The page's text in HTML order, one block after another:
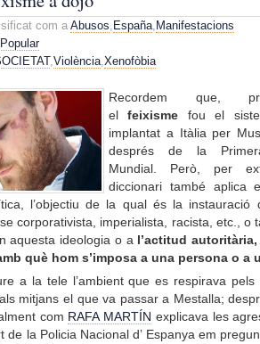
com a Abusos, España, Manifestacions
,Violència,Xenofòbia
Recordem que,
elfeixisme fou el
implantat a Itàlia per
després de la
Mundial. Però, per
diccionari també aplica
l’objectiu de la qual és la instauració
corporativista, imperialista, racista, etc., o
aquesta ideologia o a l’actitud
què hom s’imposa a una persona o a
a la tele l’ambient que es respirava pels
mitjans el que va passar a Mestalla;
com RAFA MARTÍN explicava les
de la Policia Nacional d’ Espanya em